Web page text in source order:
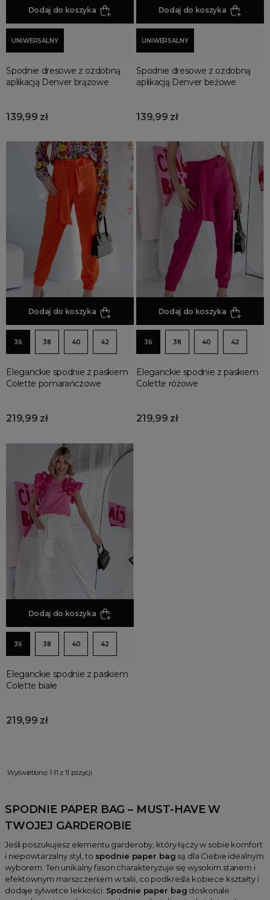
Dodaj do koszyka
UNIWERSALNY
Spodnie dresowe z ozdobną
aplikacją Denver brązowe
139,99 zł
Dodaj do koszyka
UNIWERSALNY
Spodnie dresowe z ozdobną
aplikacją Denver beżowe
139,99 zł
Dodaj do koszyka
36 38 40 42
Eleganckie spodnie z paskiem
Colette pomarańczowe
219,99 zł
Dodaj do koszyka
36 38 40 42
Eleganckie spodnie z paskiem
Colette różowe
219,99 zł
Dodaj do koszyka
36 38 40 42
Eleganckie spodnie z paskiem
Colette białe
219,99 zł
Wyświetlono: 1-11 z 11 pozycji
SPODNIE PAPER BAG – MUST-HAVE W
TWOJEJ GARDEROBIE
Jeśli poszukujesz elementu garderoby, który łączy w sobie komfort
i niepowtarzalny styl, to spodnie paper bag są dla Ciebie idealnym
wyborem. Ten unikalny fason charakteryzuje się wysokim stanem i
efektownym marszczeniem w talii, co podkreśla kobiece kształty i
dodaje sylwetce lekkości. Spodnie paper bag doskonale